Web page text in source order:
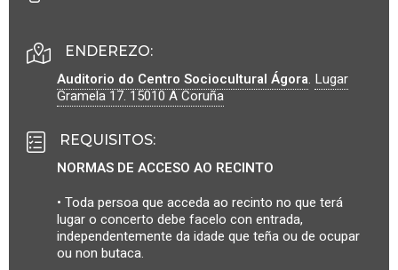
ENDEREZO:
Auditorio do Centro Sociocultural Ágora. Lugar
Gramela 17.15010A Coruña
REQUISITOS:
NORMAS DE ACCESO AO RECINTO
• Toda persoa que acceda ao recinto no que terá
lugar o concerto debe facelo con entrada,
independentemente da idade que teña ou de ocupar
ou non butaca.